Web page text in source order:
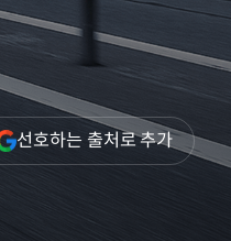
선호하는 출처로 추가(새
창